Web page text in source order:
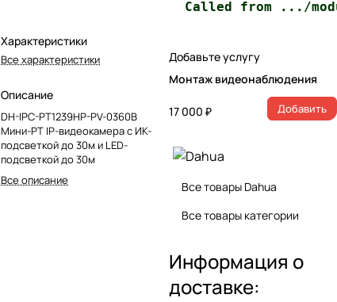
Характеристики
Все характеристики
Описание
DH-IPC-PT1239HP-PV-0360B
Мини-PT IP-видеокамера с ИК-
подсветкой до 30м и LED-
подсветкой до 30м
Все описание
Добавьте услугу
Монтаж видеонаблюдения
17 000 ₽ Добавить
Все товары Dahua
Все товары категории
Информация о
доставке: